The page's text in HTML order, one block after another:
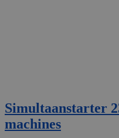
Simultaanstarter
machines